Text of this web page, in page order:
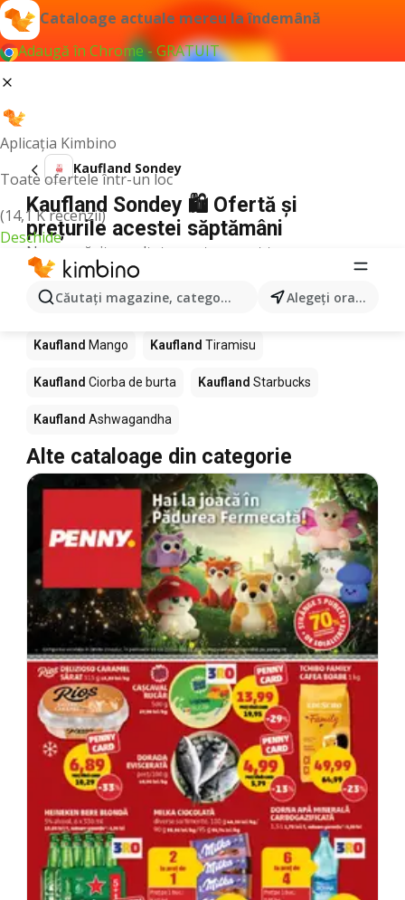
Cataloage actuale mereu la îndemână
Adaugă în Chrome - GRATUIT
Aplicația Kimbino
Toate ofertele într-un loc
(14,1 K recenzii)
Deschide
Căutaţi magazine, categorii, produse... Alegeţi oraşul
Kaufland Sondey
Kaufland Sondey 🛍️ Ofertă și
prețurile acestei săptămâni
Nu am găsit rezultate pentru acest termen.
Alte produse în magazine Kaufland
Kaufland Pizza Kaufland Kiwi Kaufland Apă
Kaufland Mango Kaufland Tiramisu
Kaufland Ciorba de burta Kaufland Starbucks
Kaufland Ashwagandha
Alte cataloage din categorie